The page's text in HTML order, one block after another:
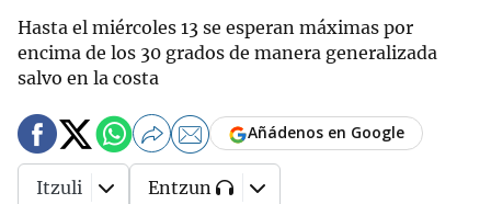
Hasta el miércoles 13 se esperan máximas por
encima de los 30 grados de manera generalizada
salvo en la costa
Añádenos en Google
Itzuli Entzun